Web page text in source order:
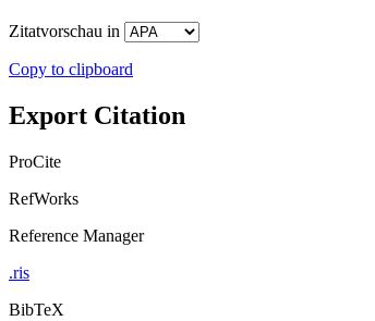
Zitatvorschau in
Copy to clipboard
Export Citation
ProCite
RefWorks
Reference Manager
.ris
BibTeX